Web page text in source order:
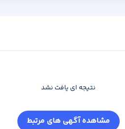
نتیجه ای یافت نشد
مشاهده آگهی های مرتبط